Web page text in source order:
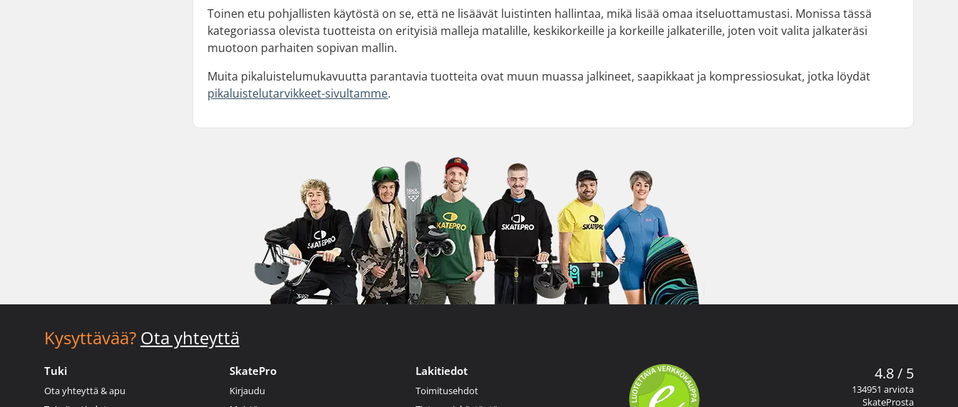
Toinen etu pohjallisten käytöstä on se, että ne lisäävät luistinten hallintaa, mikä lisää omaa itseluottamustasi. Monissa tässä
kategoriassa olevista tuotteista on erityisiä malleja matalille, keskikorkeille ja korkeille jalkaterille, joten voit valita jalkateräsi
muotoon parhaiten sopivan mallin.
Muita pikaluistelumukavuutta parantavia tuotteita ovat muun muassa jalkineet, saapikkaat ja kompressiosukat, jotka löydät
pikaluistelutarvikkeet-sivultamme.
Kysyttävää? Ota yhteyttä
Tuki
Ota yhteyttä & apu
SkatePro
Kirjaudu
Lakitiedot
Toimitusehdot
4.8 / 5
134951 arviota
SkateProsta